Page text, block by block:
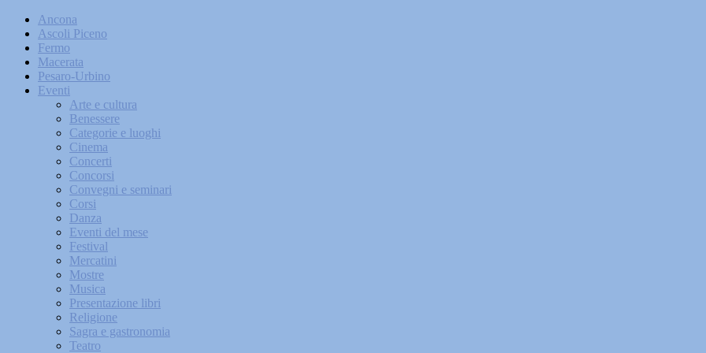
Ancona
Ascoli Piceno
Fermo
Macerata
Pesaro-Urbino
Eventi
Arte e cultura
Benessere
Categorie e luoghi
Cinema
Concerti
Concorsi
Convegni e seminari
Corsi
Danza
Eventi del mese
Festival
Mercatini
Mostre
Musica
Presentazione libri
Religione
Sagra e gastronomia
Teatro